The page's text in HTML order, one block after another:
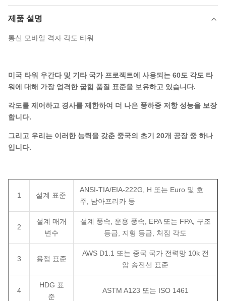
제품 설명
통신 모바일 격자 각도 타워
미국 타워 우간다 및 기타 국가 프로젝트에 사용되는 60도 각도 타
워에 대해 가장 엄격한 굽힘 품질 표준을 보유하고 있습니다.
각도를 제어하고 경사를 제한하여 더 나은 풍하중 저항 성능을 보장
합니다.
그리고 우리는 이러한 능력을 갖춘 중국의 초기 20개 공장 중 하나
입니다.
1 설계 표준
ANSI-TIA/EIA-222G, H 또는 Euro 및 호
주, 남아프리카 등
2
설계 매개
변수
설계 풍속, 운용 풍속, EPA 또는 FPA, 구조
등급, 지형 등급, 처짐 각도
3 용접 표준
AWS D1.1 또는 중국 국가 전력망 10k 전
압 송전선 표준
4
HDG 표
준
ASTM A123 또는 ISO 1461